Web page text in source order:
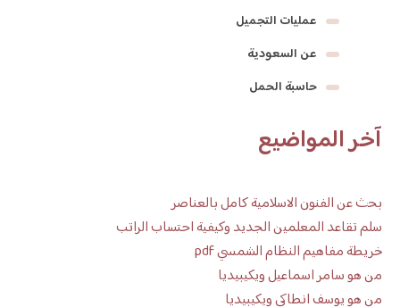
عمليات التجميل
عن السعودية
حاسبة الحمل
آخر المواضيع
بحث عن الفنون الاسلامية كامل بالعناصر
سلم تقاعد المعلمين الجديد وكيفية احتساب الراتب
خريطة مفاهيم النظام الشمسي pdf
من هو سامر اسماعيل ويكيبيديا
من هو يوسف انطاكي ويكيبيديا